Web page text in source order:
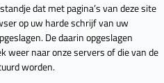
dat met pagina’s van deze site
op uw harde schrijf van uw
De daarin opgeslagen
weer naar onze servers of die van de
worden.